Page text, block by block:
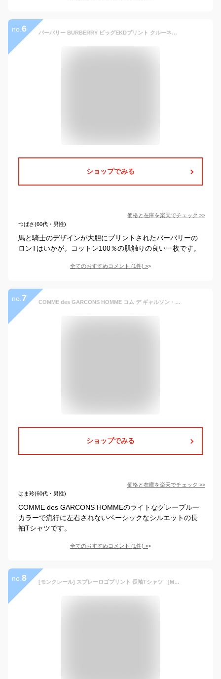
no. 6 バーバリー BURBERRY ビッグEKDプリント クルーネック 長袖 Tシャツ BB8095157 ブランド メンズ 男性 トップス Tシャツ 長袖 ロンT sale_1_b
ショップでみる
価格と在庫を楽天でチェック >>
つばさ(60代・男性)
馬と騎士のデザインが大胆にプリントされたバーバリーの
ロンTはいかが。コットン100％の肌触りの良い一枚です。
全てのおすすめコメント (1件) >
no. 7 COMME des GARCONS HOMME コム デ ギャルソン・オム シャツ 長袖 MM-0
ショップでみる
価格と在庫を楽天でチェック >>
はま玲(60代・男性)
COMME des GARCONS HOMMEのライトなグレーブルー
カラーで流行に左右されないベーシックなシルエットの長
袖Tシャツです。
全てのおすすめコメント (1件) >
no. 8 [モンクレール] スプレーロゴプリント 長袖Tシャツ ［MC8D0000189AUG］ブラック / 1XL [並行輸入品]